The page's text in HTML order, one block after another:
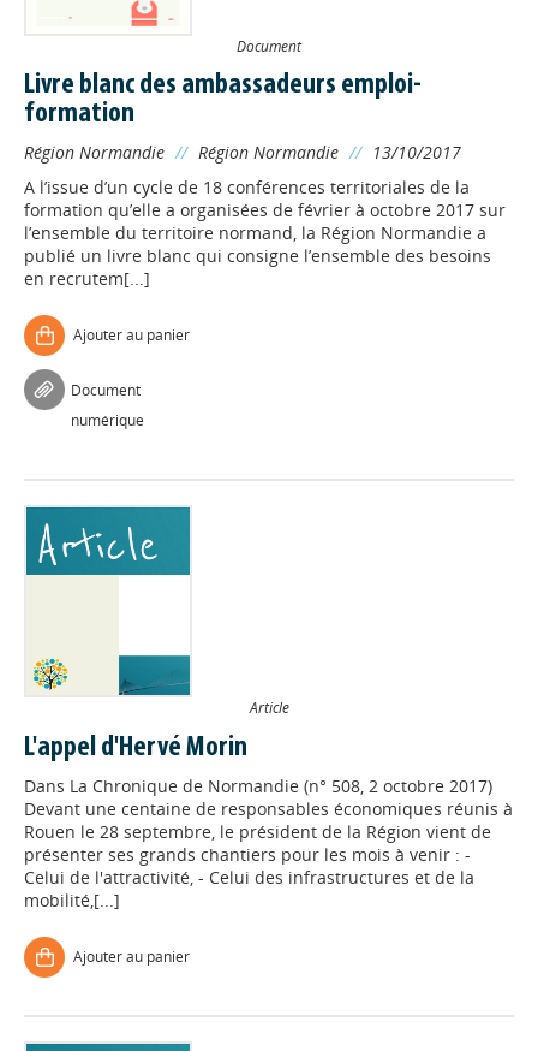
Document
Livre blanc des ambassadeurs emploi-
formation
Région Normandie // Région Normandie // 13/10/2017
A l’issue d’un cycle de 18 conférences territoriales de la
formation qu’elle a organisées de février à octobre 2017 sur
l’ensemble du territoire normand, la Région Normandie a
publié un livre blanc qui consigne l’ensemble des besoins
en recrutem[...]
Ajouter au panier
Document
numérique
Article
L'appel d'Hervé Morin
Dans La Chronique de Normandie (n° 508, 2 octobre 2017)
Devant une centaine de responsables économiques réunis à
Rouen le 28 septembre, le président de la Région vient de
présenter ses grands chantiers pour les mois à venir : -
Celui de l'attractivité, - Celui des infrastructures et de la
mobilité,[...]
Ajouter au panier